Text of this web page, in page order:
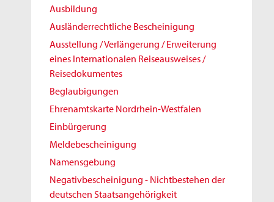
Ausbildung
Ausländerrechtliche Bescheinigung
Ausstellung / Verlängerung / Erweiterung
eines Internationalen Reiseausweises /
Reisedokumentes
Beglaubigungen
Ehrenamtskarte Nordrhein-Westfalen
Einbürgerung
Meldebescheinigung
Namensgebung
Negativbescheinigung - Nichtbestehen der
deutschen Staatsangehörigkeit